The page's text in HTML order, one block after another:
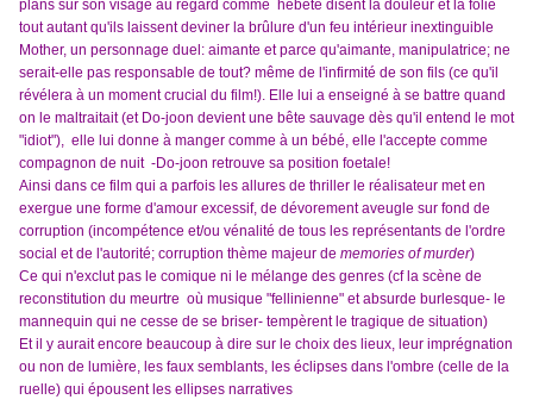
plans sur son visage au regard comme hébété disent la douleur et la folie
tout autant qu'ils laissent deviner la brûlure d'un feu intérieur inextinguible
Mother, un personnage duel: aimante et parce qu'aimante, manipulatrice; ne
serait-elle pas responsable de tout? même de l'infirmité de son fils (ce qu'il
révélera à un moment crucial du film!). Elle lui a enseigné à se battre quand
on le maltraitait (et Do-joon devient une bête sauvage dès qu'il entend le mot
"idiot"), elle lui donne à manger comme à un bébé, elle l'accepte comme
compagnon de nuit -Do-joon retrouve sa position foetale!
Ainsi dans ce film qui a parfois les allures de thriller le réalisateur met en
exergue une forme d'amour excessif, de dévorement aveugle sur fond de
corruption (incompétence et/ou vénalité de tous les représentants de l'ordre
social et de l'autorité; corruption thème majeur de memories of murder)
Ce qui n'exclut pas le comique ni le mélange des genres (cf la scène de
reconstitution du meurtre où musique "fellinienne" et absurde burlesque- le
mannequin qui ne cesse de se briser- tempèrent le tragique de situation)
Et il y aurait encore beaucoup à dire sur le choix des lieux, leur imprégnation
ou non de lumière, les faux semblants, les éclipses dans l'ombre (celle de la
ruelle) qui épousent les ellipses narratives